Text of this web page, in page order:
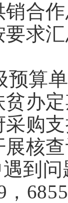
合
求
预算
办
购
核
到问
，